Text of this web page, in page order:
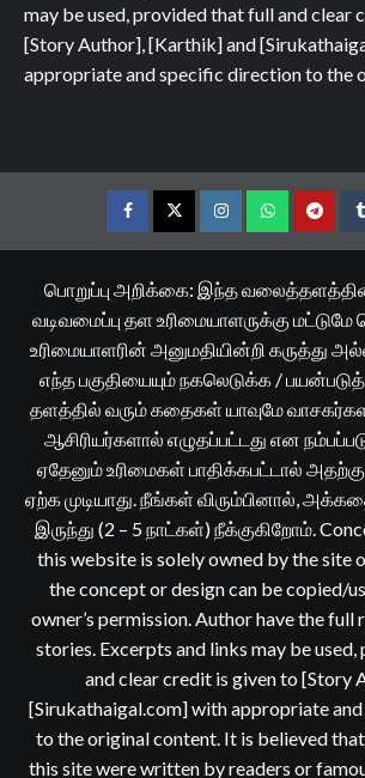
may be used, provided that full and clear
[Story Author], [Karthik] and
appropriate and specific direction to the
FacebookTwitterInstagramWhatsapp
பொறுப்பு அறிக்கை: இந்த வலைத்தளத்தின்
வடிவமைப்பு தள உரிமையாளருக்கு
உரிமையாளரின் அனுமதியின்றி கருத்து
எந்த பகுதியையும் நகலெடுக்க /
தளத்தில் வரும் கதைகள் யாவுமே
ஆசிரியர்களால் எழுதப்பட்டது என
ஏதேனும் உரிமைகள் பாதிக்கபட்டால்
ஏற்க முடியாது. நீங்கள் விரும்பினால்,
இருந்து (2 – 5 நாட்கள்) நீக்குகிறோம்.
this website is solely owned by the site
the concept or design can be copied/
owner’s permission. Author have the full
stories. Excerpts and links may be
and clear credit is given to [Story
[Sirukathaigal.com] with appropriate
to the original content. It is believed
this site were written by readers or